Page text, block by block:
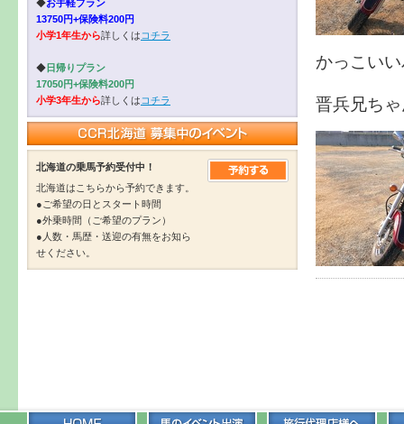
かっこい
晋兵兄ち
◆お手軽プラン
13750円+保険料200円
小学1年生から詳しくは コチラ
◆日帰りプラン
17050円+保険料200円
小学3年生から詳しくは コチラ
北海道の乗馬予約受付中！
北海道はこちらから予約できます。
●ご希望の日とスタート時間
●外乗時間（ご希望のプラン）
●人数・馬歴・送迎の有無をお知ら
せください。